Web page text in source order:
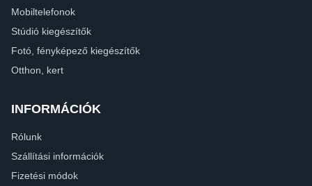
Mobiltelefonok
Stúdió kiegészítők
Fotó, fényképező kiegészítők
Otthon, kert
INFORMÁCIÓK
Rólunk
Szállítási információk
Fizetési módok